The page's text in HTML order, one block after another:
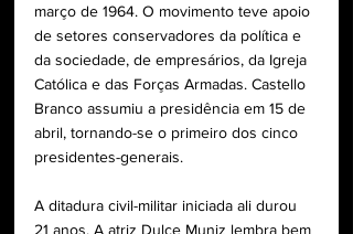
março de 1964. O movimento teve apoio
de setores conservadores da política e
da sociedade, de empresários, da Igreja
Católica e das Forças Armadas. Castello
Branco assumiu a presidência em 15 de
abril, tornando-se o primeiro dos cinco
presidentes-generais.
A ditadura civil-militar iniciada ali durou
21 anos. A atriz Dulce Muniz lembra bem